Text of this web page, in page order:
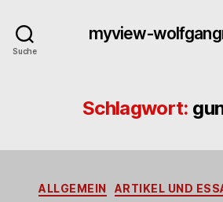
Suche
myview-
Schlagwort:
ALLGEMEIN ARTIKEL UND